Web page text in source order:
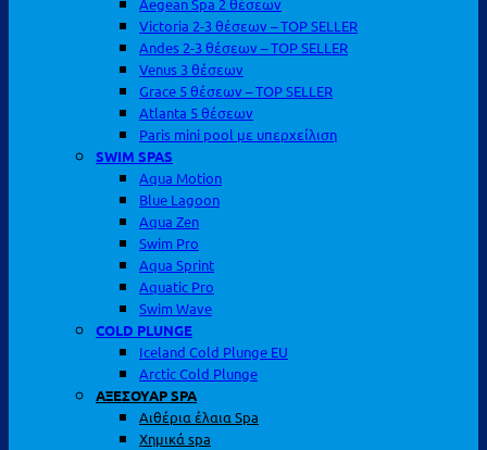
Aegean Spa 2 θέσεων
Victoria 2-3 θέσεων – TOP SELLER
Andes 2-3 θέσεων – TOP SELLER
Venus 3 θέσεων
Grace 5 θέσεων – TOP SELLER
Atlanta 5 θέσεων
Paris mini pool με υπερχείλιση
SWIM SPAS
Aqua Motion
Blue Lagoon
Aqua Zen
Swim Pro
Aqua Sprint
Aquatic Pro
Swim Wave
COLD PLUNGE
Iceland Cold Plunge EU
Arctic Cold Plunge
ΑΞΕΣΟΥΑΡ SPA
Αιθέρια έλαια Spa
Χημικά spa